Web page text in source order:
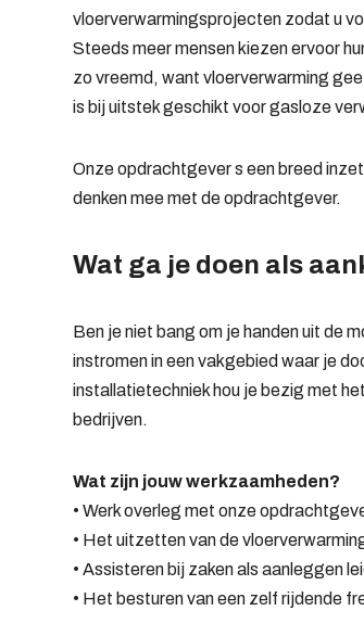
vloerverwarmingsprojecten zodat u
Steeds meer mensen kiezen ervoor
zo vreemd, want vloerverwarming
is bij uitstek geschikt voor gasloze
Onze opdrachtgever s een breed
denken mee met de opdrachtgever.
Wat ga je doen als
Ben je niet bang om je handen uit de
instromen in een vakgebied waar je
installatietechniek hou je bezig met
bedrijven.
Wat zijn jouw werkzaamheden?
• Werk overleg met onze
• Het uitzetten van de
• Assisteren bij zaken als aanleggen
• Het besturen van een zelf rijdende